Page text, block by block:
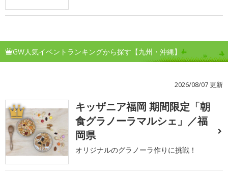
GW人気イベントランキングから探す【九州・沖縄】
2026/08/07 更新
1
キッザニア福岡 期間限定「朝
食グラノーラマルシェ」／福
岡県
オリジナルのグラノーラ作りに挑戦！